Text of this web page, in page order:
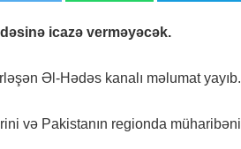
icazə verməyəcək.
Əl-Hədəs kanalı məlumat yayıb.
və Pakistanın regionda müharibəni